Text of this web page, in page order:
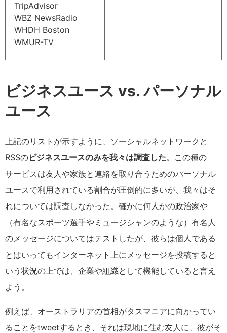
TripAdvisor
WBZ NewsRadio
WHDH Boston
WMUR-TV
ビジネスユース vs. パーソナル
ユース
上記のリストが示すように、ソーシャルネットワークと
RSSのビジネスユースのみを我々は調査した。この種の
サービスは友人や家族と連絡を取り合うためのパーソナル
ユースで利用されている割合が圧倒的に多いが、我々はそ
れについては調査しなかった。確かに何人かの政治家や
（有名なスポーツ選手やミュージシャンのような）有名人
のメッセージについてはテストしたが、彼らは個人である
とはいってもインターネット上にメッセージを投稿すると
いう状況の上では、企業や組織として機能していると言え
よう。
例えば、オーストラリアの首相がタスマニアに向かってい
ることをtweetするとき、それは現地に住む友人に、彼がそ